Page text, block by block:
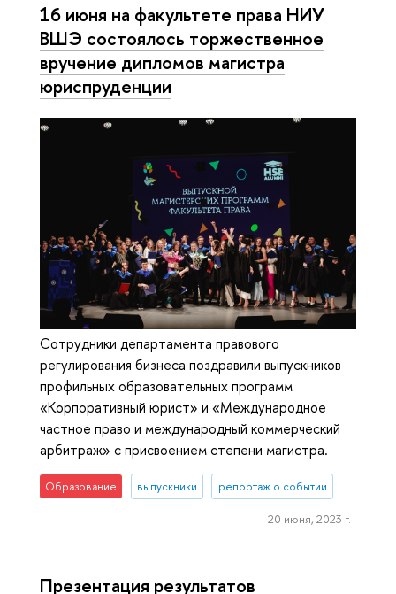
16 июня на факультете права НИУ
ВШЭ состоялось торжественное
вручение дипломов магистра
юриспруденции
Сотрудники департамента правового
регулирования бизнеса поздравили выпускников
профильных образовательных программ
«Корпоративный юрист» и «Международное
частное право и международный коммерческий
арбитраж» с присвоением степени магистра.
Образование выпускники репортаж о событии
20 июня, 2023 г.
Презентация результатов